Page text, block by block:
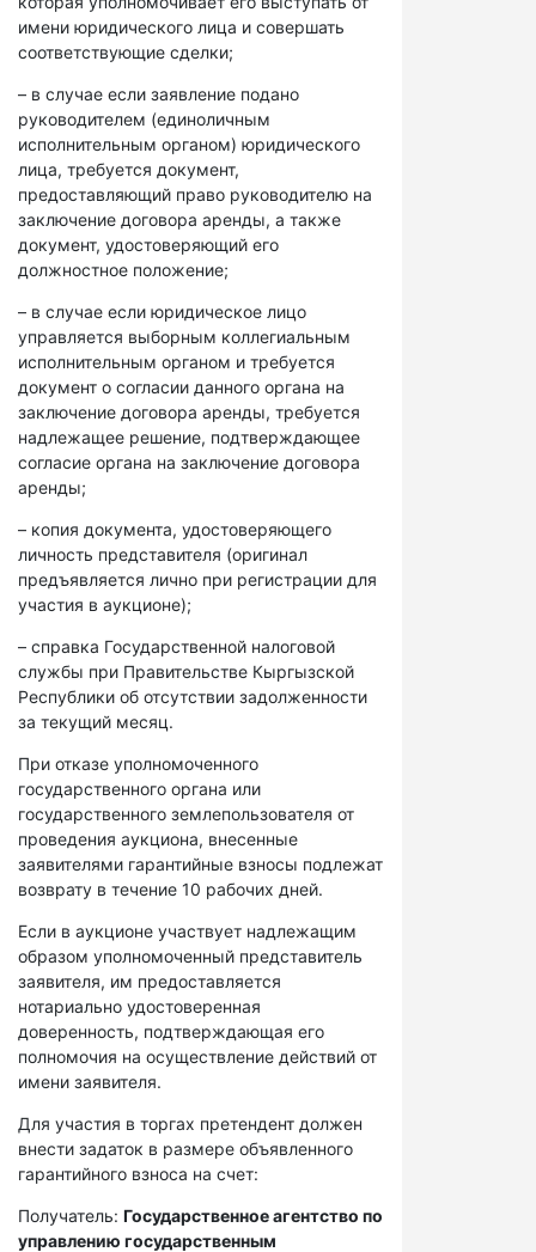
имени юридического лица и совершать
соответствующие сделки;
– в случае если заявление подано
руководителем (единоличным
исполнительным органом) юридического
лица, требуется документ,
предоставляющий право руководителю на
заключение договора аренды, а также
документ, удостоверяющий его
должностное положение;
– в случае если юридическое лицо
управляется выборным коллегиальным
исполнительным органом и требуется
документ о согласии данного органа на
заключение договора аренды, требуется
надлежащее решение, подтверждающее
согласие органа на заключение договора
аренды;
– копия документа, удостоверяющего
личность представителя (оригинал
предъявляется лично при регистрации для
участия в аукционе);
– справка Государственной налоговой
службы при Правительстве Кыргызской
Республики об отсутствии задолженности
за текущий месяц.
При отказе уполномоченного
государственного органа или
государственного землепользователя от
проведения аукциона, внесенные
заявителями гарантийные взносы подлежат
возврату в течение 10 рабочих дней.
Если в аукционе участвует надлежащим
образом уполномоченный представитель
заявителя, им предоставляется
нотариально удостоверенная
доверенность, подтверждающая его
полномочия на осуществление действий от
имени заявителя.
Для участия в торгах претендент должен
внести задаток в размере объявленного
гарантийного взноса на счет:
Получатель: Государственное агентство по
управлению государственным